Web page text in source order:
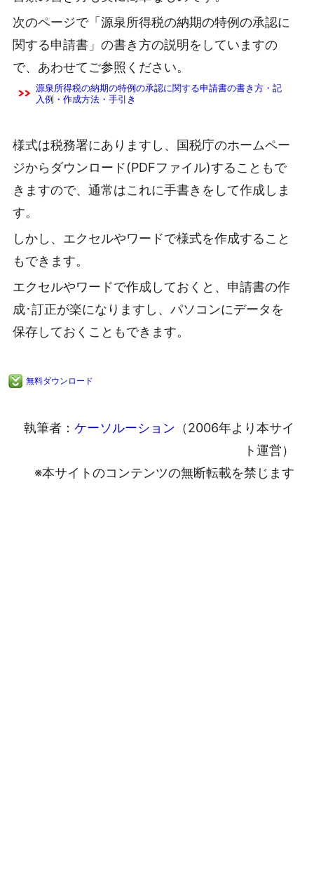
次のページで「源泉所得税の納期の特例の承認に
関する申請書」の書き方の説明をしていますの
で、あわせてご参照ください。
源泉所得税の納期の特例の承認に関する申請書の書き方・記
入例・作成方法・手引き
様式は税務署にありますし、国税庁のホームペー
ジからダウンロード(PDFファイル)することもで
きますので、通常はこれに手書きをして作成しま
す。
しかし、エクセルやワードで様式を作成すること
もできます。
エクセルやワードで作成しておくと、申請書の作
成･訂正が楽になりますし、パソコンにデータを
保存しておくこともできます。
無料ダウンロード
執筆者： ケーソルーション （2006年より本サイ
ト運営）
※本サイトのコンテンツの無断転載を禁じます